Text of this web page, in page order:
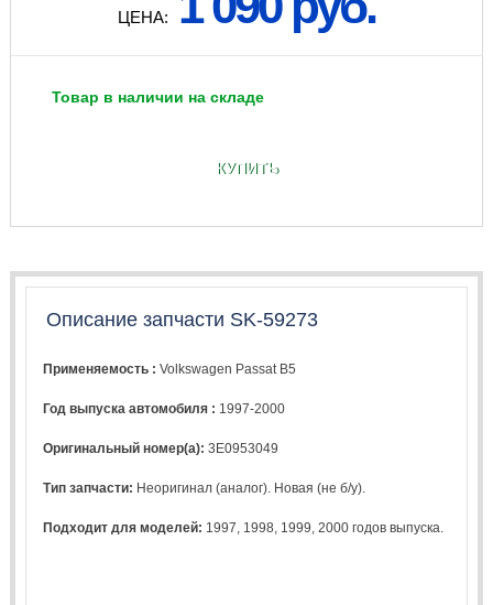
ЦЕНА:
Товар в наличии на складе
КУПИТЬ
Описание запчасти SK-59273
Применяемость :Volkswagen Passat B5
Год выпуска автомобиля : 1997-2000
Оригинальный номер(а):3E0953049
Тип запчасти: Неоригинал (аналог). Новая (не б/у).
Подходит для моделей: 1997 1998 1999 ,2000 годов выпуска.